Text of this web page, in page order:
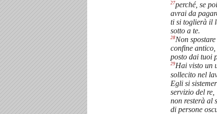
27perché, se
avrai da
ti si toglierà il
sotto a te.
28Non
confine antico,
posto dai tuoi
29Hai visto un
sollecito nel
Egli si
servizio del re,
non resterà al
di persone